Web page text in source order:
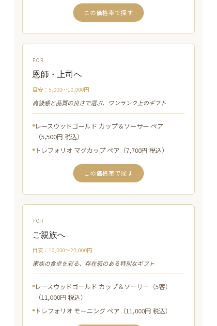
この価格帯で探す
FOR
恩師・上司へ
目安：5,000〜10,000円
高級感と品質の良さで選ぶ、ワンランク上のギフト
レースウッドゴールド カップ＆ソーサー ペア
（5,500円 税込）
トレフォリオ マグカップ ペア（7,700円 税込）
この価格帯で探す
FOR
ご親族へ
目安：10,000〜20,000円
家族の食卓を彩る、存在感のある特別なギフト
レースウッドゴールド カップ＆ソーサー（5客）
（11,000円 税込）
トレフォリオ モーニング ペア（11,000円 税込）